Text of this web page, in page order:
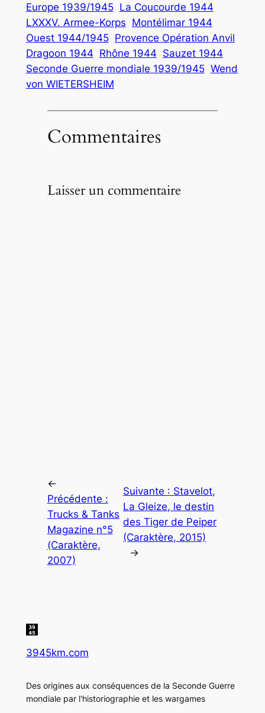
Europe 1939/1945 La Coucourde 1944
LXXXV. Armee-Korps Montélimar 1944
Ouest 1944/1945 Provence Opération Anvil
Dragoon 1944 Rhône 1944 Sauzet 1944
Seconde Guerre mondiale 1939/1945 Wend
von WIETERSHEIM
Commentaires
Laisser un commentaire
←
Précédente :
Trucks & Tanks
Magazine n°5
(Caraktère,
2007)
Suivante : Stavelot,
La Gleize, le destin
des Tiger de Peiper
(Caraktère, 2015)
→
3945km.com
Des origines aux conséquences de la Seconde Guerre
mondiale par l'historiographie et les wargames